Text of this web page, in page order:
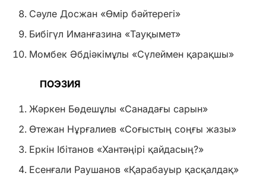
Сәуле Досжан «Өмір бәйтерегі»
Бибігүл Иманғазина «Тауқымет»
Момбек Әбдіәкімұлы «Сүлеймен қарақшы»
ПОЭЗИЯ
Жәркен Бөдешұлы «Санадағы сарын»
Өтежан Нұрғалиев «Соғыстың соңғы жазы»
Еркін Ібітанов «Хантәңірі қайдасың?»
Есенғали Раушанов «Қарабауыр қасқалдақ»